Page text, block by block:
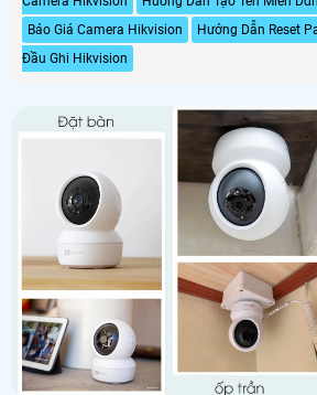
Báo Giá Camera Hikvision
Hướng Dẫn Reset
Đầu Ghi Hikvision